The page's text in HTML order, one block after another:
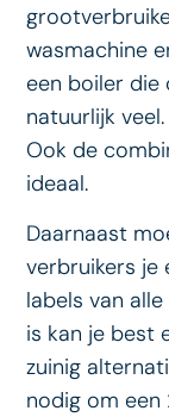
wasmachine
een boiler
natuurlijk
Ook de
ideaal.
Daarnaast
verbruikers je
labels van
is kan je best
zuinig
nodig om een